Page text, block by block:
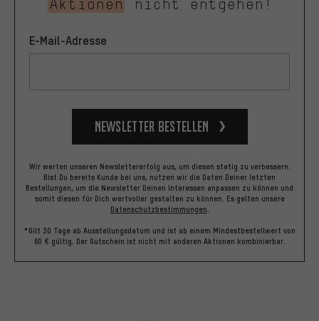
Aktionen nicht entgehen!
E-Mail-Adresse
Newsletter bestellen
Wir werten unseren Newslettererfolg aus, um diesen stetig zu verbessern.
Bist Du bereits Kunde bei uns, nutzen wir die Daten Deiner letzten
Bestellungen, um die Newsletter Deinen Interessen anpassen zu können und
somit diesen für Dich wertvoller gestalten zu können. Es gelten unsere
Datenschutzbestimmungen
*Gilt 30 Tage ab Ausstellungsdatum und ist ab einem Mindestbestellwert von
60 € gültig. Der Gutschein ist nicht mit anderen Aktionen kombinierbar.